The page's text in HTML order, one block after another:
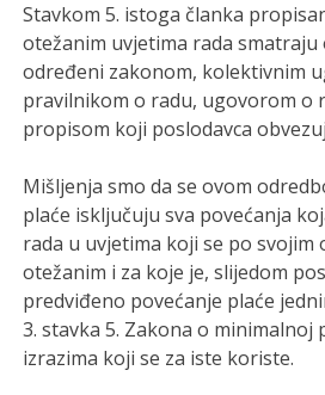
Stavkom 5. istoga članka
otežanim uvjetima rada
određeni zakonom, kolektivnim
pravilnikom o radu, ugovorom o
propisom koji poslodavca
Mišljenja smo da se ovom
plaće isključuju sva povećanja
rada u uvjetima koji se po svojim
otežanim i za koje je, slijedom
predviđeno povećanje plaće
3. stavka 5. Zakona o minimalnoj
izrazima koji se za iste koriste.